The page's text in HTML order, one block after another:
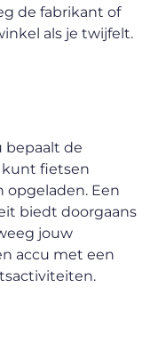
de fabrikant of
als je twijfelt.
bepaalt de
kunt fietsen
opgeladen. Een
biedt doorgaans
jouw
accu met een